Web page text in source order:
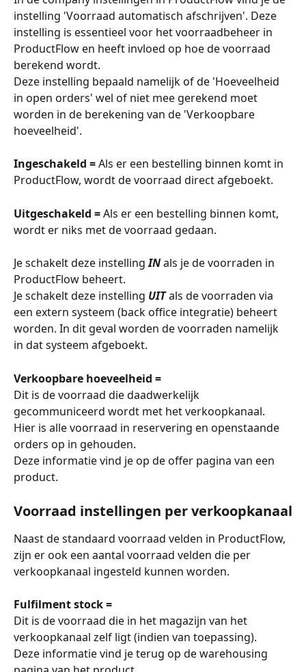
instelling 'Voorraad automatisch afschrijven'. Deze
instelling is essentieel voor het voorraadbeheer in
ProductFlow en heeft invloed op hoe de voorraad
berekend wordt.
Deze instelling bepaald namelijk of de 'Hoeveelheid
in open orders' wel of niet mee gerekend moet
worden in de berekening van de 'Verkoopbare
hoeveelheid'.
Ingeschakeld = Als er een bestelling binnen komt in
ProductFlow, wordt de voorraad direct afgeboekt.
Uitgeschakeld = Als er een bestelling binnen komt,
wordt er niks met de voorraad gedaan.
Je schakelt deze instelling IN als je de voorraden in
ProductFlow beheert.
Je schakelt deze instelling UIT als de voorraden via
een extern systeem (back office integratie) beheert
worden. In dit geval worden de voorraden namelijk
in dat systeem afgeboekt.
Verkoopbare hoeveelheid =
Dit is de voorraad die daadwerkelijk
gecommuniceerd wordt met het verkoopkanaal.
Hier is alle voorraad in reservering en openstaande
orders op in gehouden.
Deze informatie vind je op de offer pagina van een
product.
Voorraad instellingen per verkoopkanaal
Naast de standaard voorraad velden in ProductFlow,
zijn er ook een aantal voorraad velden die per
verkoopkanaal ingesteld kunnen worden.
Fulfilment stock =
Dit is de voorraad die in het magazijn van het
verkoopkanaal zelf ligt (indien van toepassing).
Deze informatie vind je terug op de warehousing